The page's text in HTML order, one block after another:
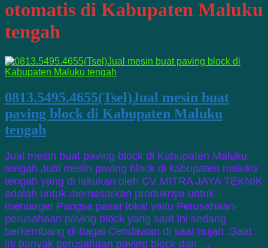
otomatis di Kabupaten Maluku
tengah
0813.5495.4655(Tsel)Jual mesin buat
paving block di Kabupaten Maluku
tengah
Jual mesin buat paving block di Kabupaten Maluku
tengah Jual mesin paving block di kabupaten maluku
tengah yang di lakukan oleh CV MITRA JAYA TEKNIK
adalah untuk memasarkan produknya untuk
mentarget Pangsa pasar lokal yaitu Perusahaan-
perusahaan paving block yang saat ini sedang
berkembang di bagai Cendawan di saat hujan .Saat
ini banyak perusahaan paving block dan …